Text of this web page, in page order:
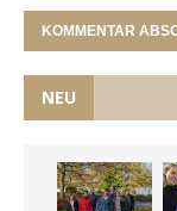
NEU